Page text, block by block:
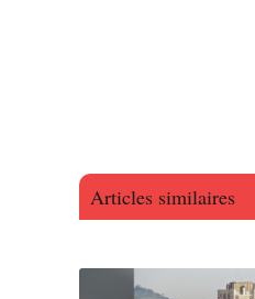
Articles similaires